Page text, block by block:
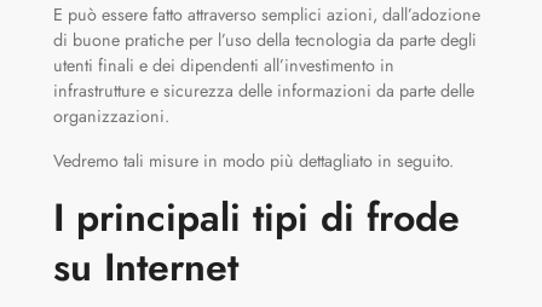
E può essere fatto attraverso semplici azioni, dall’adozione
di buone pratiche per l’uso della tecnologia da parte degli
utenti finali e dei dipendenti all’investimento in
infrastrutture e sicurezza delle informazioni da parte delle
organizzazioni.
Vedremo tali misure in modo più dettagliato in seguito.
I principali tipi di frode
su Internet